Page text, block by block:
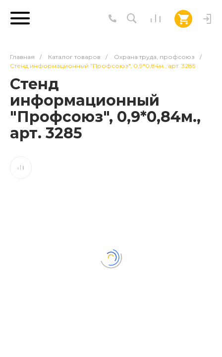
Главная / Каталог товаров / Охрана труда, профсоюз
/
Стенд информационный "Профсоюз", 0,9*0,84м., арт. 3285
Стенд
информационный
"Профсоюз", 0,9*0,84м.,
арт. 3285